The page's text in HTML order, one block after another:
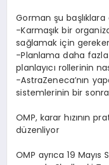
Gormanşu başlıklara
-Karmaşık bir
sağlamak için
-Planlama daha
planlayıcı rollerinin
-AstraZeneca’nın
sistemlerinin bir
OMP, karar hızının
düzenliyor
OMP ayrıca19 Mayıs